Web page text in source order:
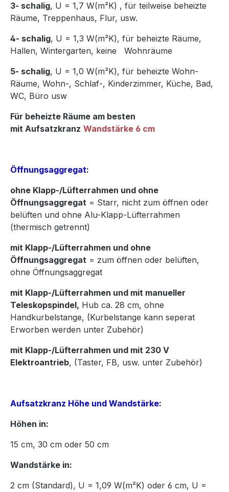
3- schalig, U = 1,7 W(m²K) , für teilweise beheizte
Räume, Treppenhaus, Flur, usw.
4- schalig, U = 1,3 W(m²K), für beheizte Räume,
Hallen, Wintergarten, keine Wohnräume
5- schalig, U = 1,0 W(m²K), für beheizte Wohn-
Räume, Wohn-, Schlaf-, Kinderzimmer, Küche, Bad,
WC, Büro usw
Für beheizte Räume am besten
mit Aufsatzkranz Wandstärke 6 cm
Öffnungsaggregat:
ohne Klapp-/Lüfterrahmen und ohne
Öffnungsaggregat = Starr, nicht zum öffnen oder
belüften und ohne Alu-Klapp-Lüfterrahmen
(thermisch getrennt)
mit Klapp-/Lüfterrahmen und ohne
Öffnungsaggregat = zum öffnen oder belüften,
ohne Öffnungsaggregat
mit Klapp-/Lüfterrahmen und mit manueller
Teleskopspindel, Hub ca. 28 cm, ohne
Handkurbelstange, (Kurbelstange kann seperat
Erworben werden unter Zubehör)
mit Klapp-/Lüfterrahmen und mit 230 V
Elektroantrieb, (Taster, FB, usw. unter Zubehör)
Aufsatzkranz Höhe und Wandstärke:
Höhen in:
15 cm, 30 cm oder 50 cm
Wandstärke in:
2 cm (Standard), U = 1,09 W(m²K) oder 6 cm, U =